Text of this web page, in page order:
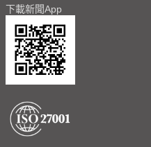
下載新聞App